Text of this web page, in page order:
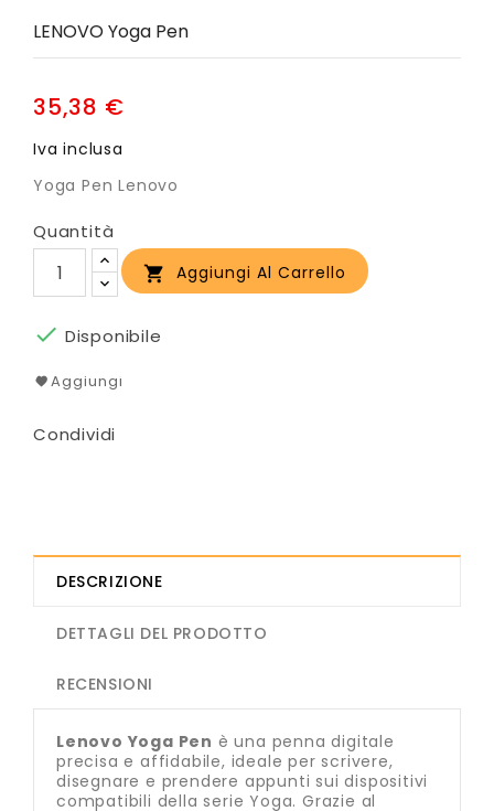
LENOVO Yoga Pen
35,38 €
Iva inclusa
Yoga Pen Lenovo
Quantità
 Aggiungi Al Carrello
 Disponibile
Aggiungi
Condividi
DESCRIZIONE
DETTAGLI DEL PRODOTTO
RECENSIONI
Lenovo Yoga Pen è una penna digitale
precisa e affidabile, ideale per scrivere,
disegnare e prendere appunti sui dispositivi
compatibili della serie Yoga. Grazie al